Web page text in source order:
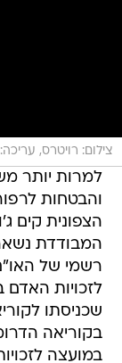
צילום: רויטרס,
למרות יותר
והבטחות
הצפונית קים
המבודדת
רשמי של
לזכויות האדם
שכניסתו
בקוריאה
במועצה